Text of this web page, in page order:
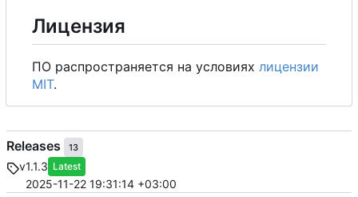
Лицензия
ПО распространяется на условиях лицензии
MIT.
Releases 13
v1.1.3 Latest
2025-11-22 19:31:14 +03:00